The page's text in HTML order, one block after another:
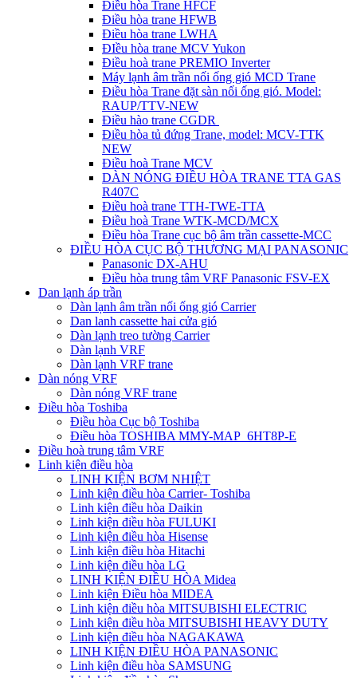
Điều hòa Trane HFCF
Điều hòa trane HFWB
Điều hòa trane LWHA
ĐIều hòa trane MCV Yukon
Điều hoà trane PREMIO Inverter
Máy lạnh âm trần nối ống gió MCD Trane
Điều hòa Trane đặt sàn nối ống gió. Model:
RAUP/TTV-NEW
Điều hào trane CGDR
Điều hòa tủ đứng Trane, model: MCV-TTK
NEW
Điều hoà Trane MCV
DÀN NÓNG ĐIỀU HÒA TRANE TTA GAS
R407C
Điều hoà trane TTH-TWE-TTA
Điều hoà Trane WTK-MCD/MCX
Điều hòa Trane cục bộ âm trần cassette-MCC
ĐIỀU HÒA CỤC BỘ THƯƠNG MẠI PANASONIC
Panasonic DX-AHU
Điều hòa trung tâm VRF Panasonic FSV-EX
Dan lạnh áp trần
Dàn lạnh âm trần nối ống gió Carrier
Dan lanh cassette hai cửa gió
Dàn lạnh treo tường Carrier
Dàn lạnh VRF
Dàn lạnh VRF trane
Dàn nóng VRF
Dàn nóng VRF trane
Điều hòa Toshiba
Điều hòa Cục bộ Toshiba
Điều hòa TOSHIBA MMY-MAP_6HT8P-E
Điều hoà trung tâm VRF
Linh kiện điều hòa
LINH KIỆN BƠM NHIỆT
Linh kiện điều hòa Carrier- Toshiba
Linh kiện điều hòa Daikin
Linh kiện điều hòa FULUKI
Linh kiện điều hòa Hisense
Linh kiện điều hòa Hitachi
Linh kiện điều hòa LG
LINH KIỆN ĐIỀU HÒA Midea
Linh kiện Điều hòa MIDEA
Linh kiện điều hòa MITSUBISHI ELECTRIC
Linh kiện điều hòa MITSUBISHI HEAVY DUTY
Linh kiện điều hòa NAGAKAWA
LINH KIỆN ĐIỀU HÒA PANASONIC
Linh kiện điều hòa SAMSUNG